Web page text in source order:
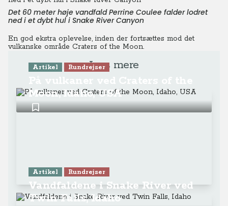
Det 60 meter høje vandfald Perrine Coulee falder lodret
ned i et dybt hul i Snake River Canyon
En god ekstra oplevelse, inden der fortsættes mod det
vulkanske område Craters of the Moon.
Læs mere
Artikel Rundrejser
Moon, Idaho, USA
Artikel Rundrejser
Vandfaldene i Snake River ved
Twin Falls, Idaho